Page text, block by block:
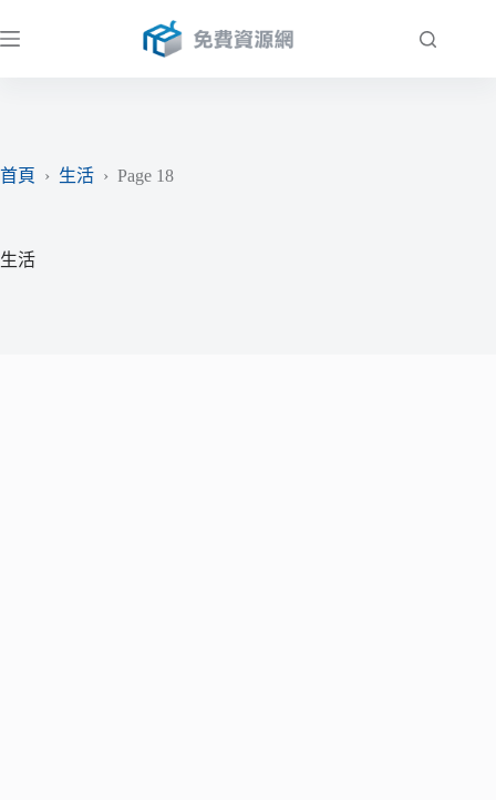
至
首頁
› 生活 › Page 18
生活